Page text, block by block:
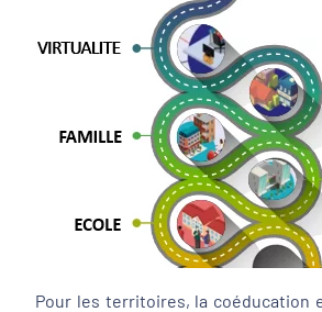
Pour les territoires, la coéducation